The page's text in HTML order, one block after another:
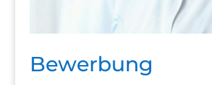
Bewerbung